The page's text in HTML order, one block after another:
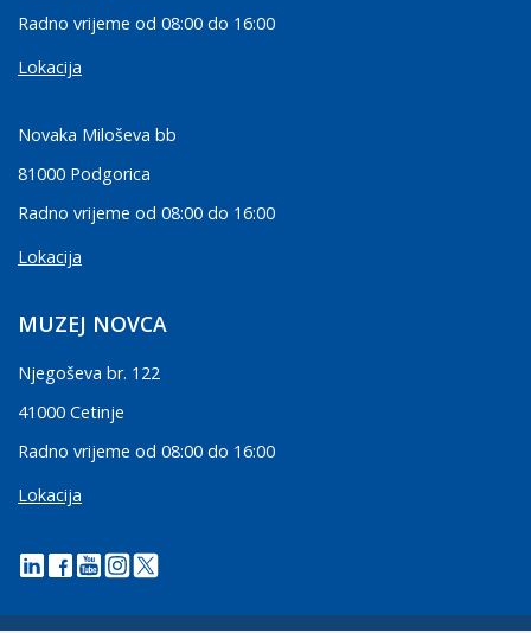
Radno vrijeme od 08:00 do 16:00
Lokacija
Novaka Miloševa bb
81000 Podgorica
Radno vrijeme od 08:00 do 16:00
Lokacija
MUZEJ NOVCA
Njegoševa br. 122
41000 Cetinje
Radno vrijeme od 08:00 do 16:00
Lokacija